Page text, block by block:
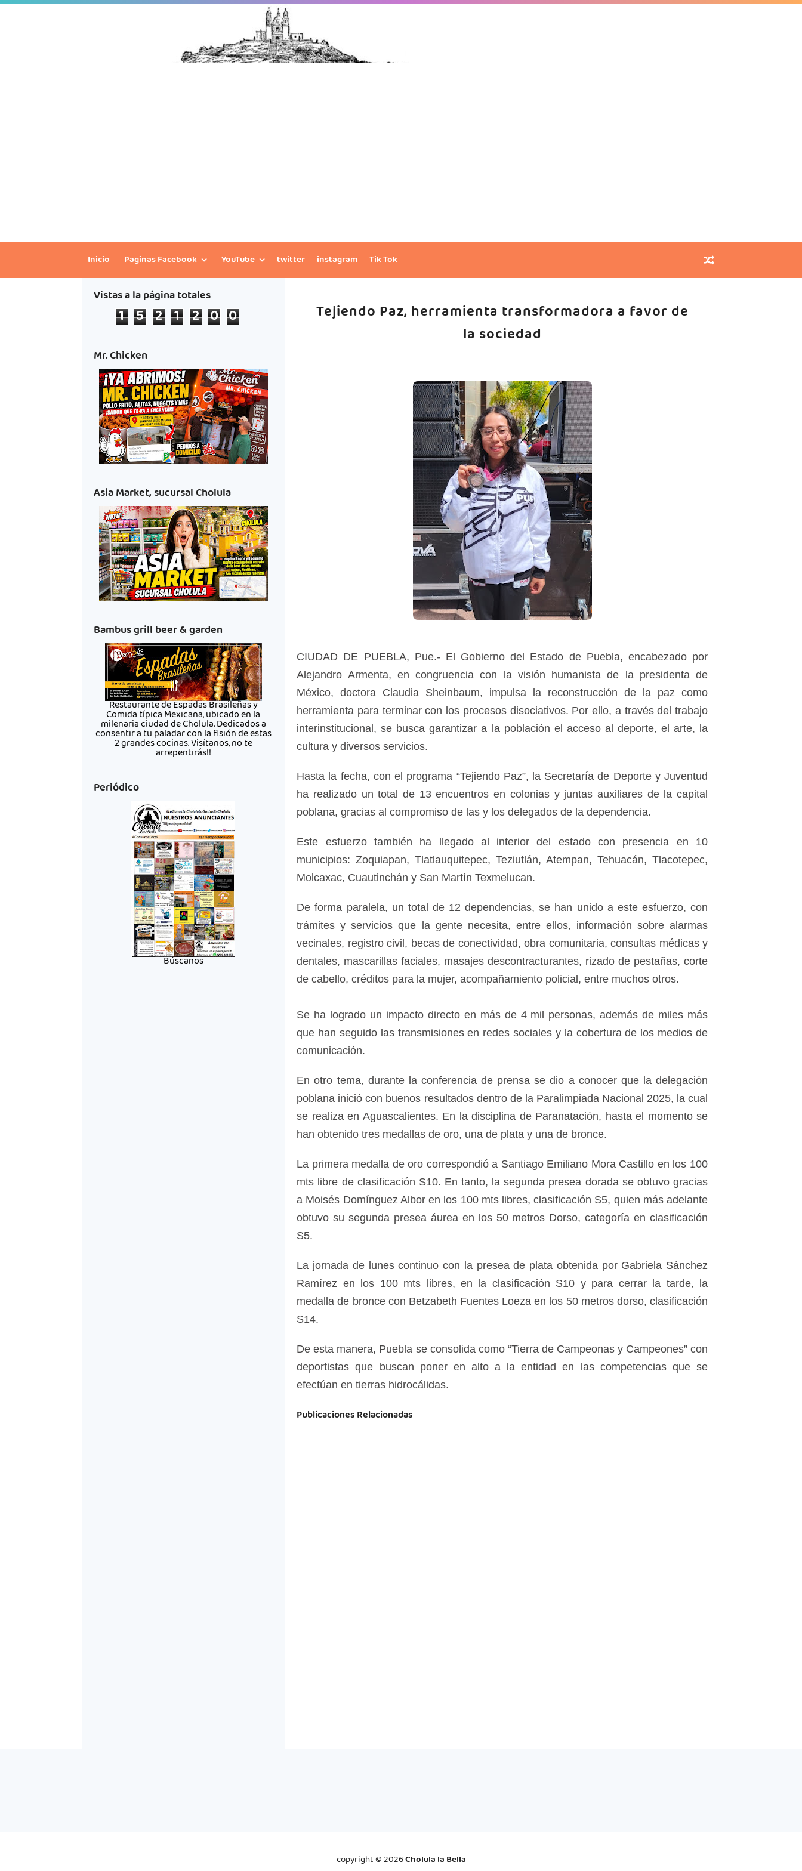
Inicio Paginas Facebook YouTube twitter instagram Tik Tok
Tejiendo Paz, herramienta transformadora a favor de
la sociedad
CIUDAD DE PUEBLA, Pue.- El Gobierno del Estado de Puebla, encabezado por
Alejandro Armenta, en congruencia con la visión humanista de la presidenta de
México, doctora Claudia Sheinbaum, impulsa la reconstrucción de la paz como
herramienta para terminar con los procesos disociativos. Por ello, a través del trabajo
interinstitucional, se busca garantizar a la población el acceso al deporte, el arte, la
cultura y diversos servicios.
Hasta la fecha, con el programa “Tejiendo Paz”, la Secretaría de Deporte y Juventud
ha realizado un total de 13 encuentros en colonias y juntas auxiliares de la capital
poblana, gracias al compromiso de las y los delegados de la dependencia.
Este esfuerzo también ha llegado al interior del estado con presencia en 10
municipios: Zoquiapan, Tlatlauquitepec, Teziutlán, Atempan, Tehuacán, Tlacotepec,
Molcaxac, Cuautinchán y San Martín Texmelucan.
De forma paralela, un total de 12 dependencias, se han unido a este esfuerzo, con
trámites y servicios que la gente necesita, entre ellos, información sobre alarmas
vecinales, registro civil, becas de conectividad, obra comunitaria, consultas médicas y
dentales, mascarillas faciales, masajes descontracturantes, rizado de pestañas, corte
de cabello, créditos para la mujer, acompañamiento policial, entre muchos otros.
Se ha logrado un impacto directo en más de 4 mil personas, además de miles más
que han seguido las transmisiones en redes sociales y la cobertura de los medios de
comunicación.
En otro tema, durante la conferencia de prensa se dio a conocer que la delegación
poblana inició con buenos resultados dentro de la Paralimpiada Nacional 2025, la cual
se realiza en Aguascalientes. En la disciplina de Paranatación, hasta el momento se
han obtenido tres medallas de oro, una de plata y una de bronce.
La primera medalla de oro correspondió a Santiago Emiliano Mora Castillo en los 100
mts libre de clasificación S10. En tanto, la segunda presea dorada se obtuvo gracias
a Moisés Domínguez Albor en los 100 mts libres, clasificación S5, quien más adelante
obtuvo su segunda presea áurea en los 50 metros Dorso, categoría en clasificación
S5.
La jornada de lunes continuo con la presea de plata obtenida por Gabriela Sánchez
Ramírez en los 100 mts libres, en la clasificación S10 y para cerrar la tarde, la
medalla de bronce con Betzabeth Fuentes Loeza en los 50 metros dorso, clasificación
S14.
De esta manera, Puebla se consolida como “Tierra de Campeonas y Campeones” con
deportistas que buscan poner en alto a la entidad en las competencias que se
efectúan en tierras hidrocálidas.
Publicaciones Relacionadas
Vistas a la página totales
1 5 2 1 2 0 0
Mr. Chicken
Asia Market, sucursal Cholula
Bambus grill beer & garden
Restaurante de Espadas Brasileñas y
Comida típica Mexicana, ubicado en la
milenaria ciudad de Cholula. Dedicados a
consentir a tu paladar con la fisión de estas
2 grandes cocinas. Visítanos, no te
arrepentirás!!
Periódico
Búscanos
copyright ©2026Cholula la Bella